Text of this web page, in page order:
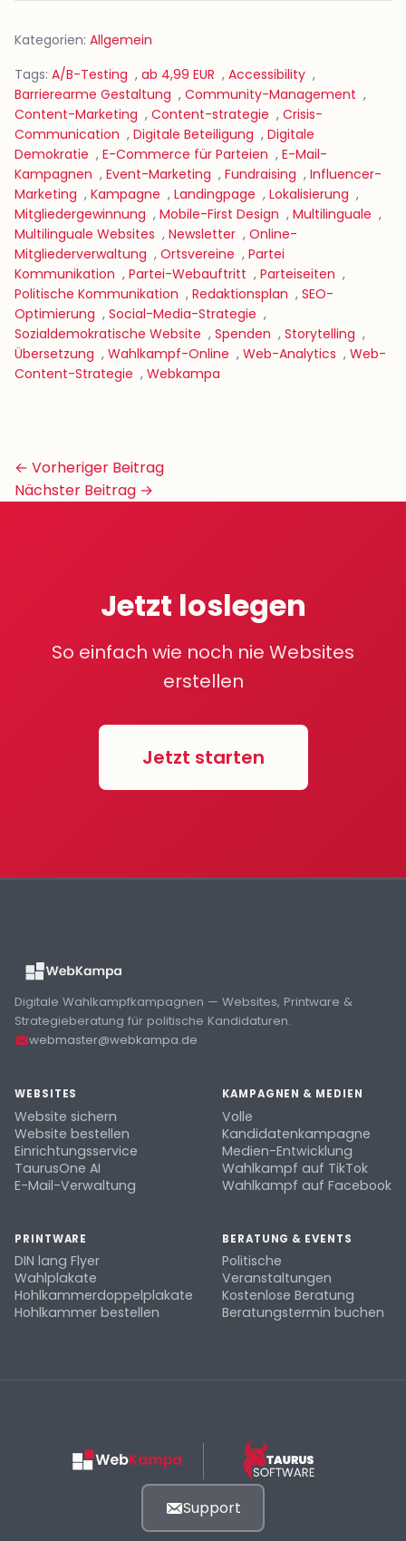
Kategorien: Allgemein
Tags: A/B-Testing , ab 4,99 EUR , Accessibility ,
Barrierearme Gestaltung , Community-Management ,
Content-Marketing , Content-strategie , Crisis-
Communication , Digitale Beteiligung , Digitale
Demokratie , E-Commerce für Parteien , E-Mail-
Kampagnen , Event-Marketing , Fundraising , Influencer-
Marketing , Kampagne , Landingpage , Lokalisierung ,
Mitgliedergewinnung , Mobile-First Design , Multilinguale ,
Multilinguale Websites , Newsletter , Online-
Mitgliederverwaltung , Ortsvereine , Partei
Kommunikation , Partei-Webauftritt , Parteiseiten ,
Politische Kommunikation , Redaktionsplan , SEO-
Optimierung , Social-Media-Strategie ,
Sozialdemokratische Website , Spenden , Storytelling ,
Übersetzung , Wahlkampf-Online , Web-Analytics , Web-
Content-Strategie , Webkampa
Beitrags-
Navigation
← Vorheriger Beitrag
Nächster Beitrag →
Jetzt loslegen
So einfach wie noch nie Websites
erstellen
Jetzt starten
Digitale Wahlkampfkampagnen — Websites, Printware &
Strategieberatung für politische Kandidaturen.
webmaster@webkampa.de
WEBSITES
Website sichern
Website bestellen
Einrichtungsservice
TaurusOne AI
E-Mail-Verwaltung
KAMPAGNEN & MEDIEN
Volle
Kandidatenkampagne
Medien-Entwicklung
Wahlkampf auf TikTok
Wahlkampf auf Facebook
PRINTWARE
DIN lang Flyer
Wahlplakate
Hohlkammerdoppelplakate
Hohlkammer bestellen
BERATUNG & EVENTS
Politische
Veranstaltungen
Kostenlose Beratung
Beratungstermin buchen
Support